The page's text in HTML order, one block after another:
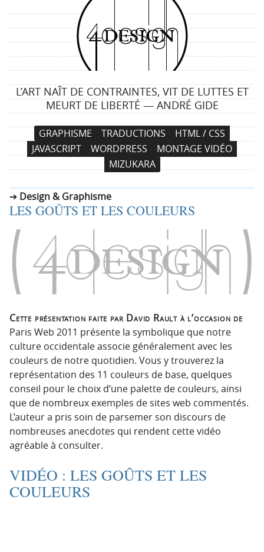
4
d
e
s
i
g
L’ART NAÎT DE CONTRAINTES, VIT DE LUTTES ET
MEURT DE LIBERTÉ — ANDRÉ GIDE
a
t
o
p
n
c
i
p
a
l
e
a
u
o
u
GRAPHISME TRADUCTIONS
HTML / CSS
JAVASCRIPT
WORDPRESS
MONTAGE VIDÉO
MIZUKARA
Design & Graphisme
LES GOÛTS ET LES COULEURS
Cette présentation faite par David Rault à l’occasion de
Paris Web 2011 présente la symbolique que notre
culture occidentale associe généralement avec les
couleurs de notre quotidien. Vous y trouverez la
représentation des 11 couleurs de base, quelques
conseil pour le choix d’une palette de couleurs, ainsi
que de nombreux exemples de sites web commentés.
L’auteur a pris soin de parsemer son discours de
nombreuses anecdotes qui rendent cette vidéo
agréable à consulter.
VIDÉO : LES GOÛTS ET LES
COULEURS